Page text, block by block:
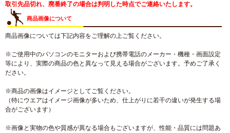
取引先品切れ、廃番終了の場合は判明した時点でご連絡いたします。
商品画像について
商品画像については下記内容をご理解の上ご覧ください。
※ご使用中のパソコンのモニターおよび携帯電話のメーカー・機種・画面設定
等により、実際の商品の色と異なって見える場合がございます。予めご了承く
ださい。
※商品の画像はイメージとしてご覧ください。
（特にウエアはイメージ画像が多いため、仕上がりに若干の違いが発生する場
合がございます）
※画像と実物の色や質感が異なる場合もございますが、性能・品質には問題あ